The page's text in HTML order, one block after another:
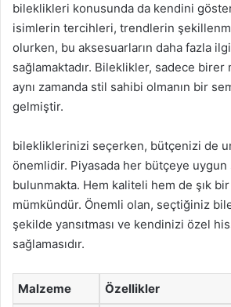
bileklikleri konusunda da kendini
isimlerin tercihleri, trendlerin
olurken, bu aksesuarların daha fazla
sağlamaktadır. Bileklikler, sadece birer
aynı zamanda stil sahibi olmanın bir
gelmiştir.
bilekliklerinizi seçerken, bütçenizi de
önemlidir. Piyasada her bütçeye
bulunmakta. Hem kaliteli hem de şık
mümkündür. Önemli olan, seçtiğiniz
şekilde yansıtması ve kendinizi özel
sağlamasıdır.
Malzeme Özellikler